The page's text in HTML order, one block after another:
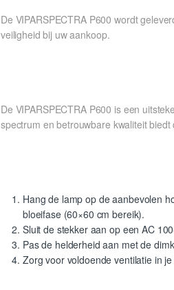
De VIPARSPECTRA P600 wordt
veiligheid bij uw aankoop.
De VIPARSPECTRA P600 is een
spectrum en betrouwbare kwaliteit
Hang de lamp op de aanbevolen
bloeifase (60×60 cm bereik).
Sluit de stekker aan op een AC
Pas de helderheid aan met de
Zorg voor voldoende ventilatie in